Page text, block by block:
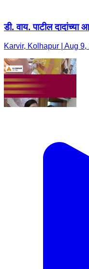
डी. वाय. पाटील
Karvir, Kolhapur | Aug 9,